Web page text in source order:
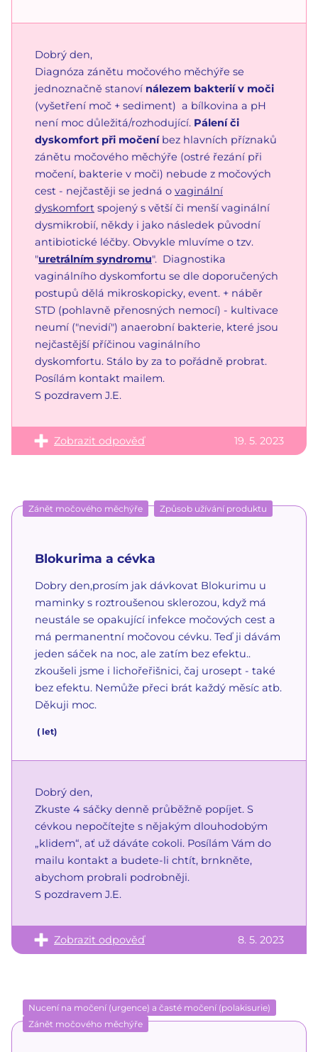
Dobrý den,
Diagnóza zánětu močového měchýře se
jednoznačně stanoví nálezem bakterií v moči
(vyšetření moč + sediment) a bílkovina a pH
není moc důležitá/rozhodující. Pálení či
dyskomfort při močeníbez hlavních příznaků
zánětu močového měchýře (ostré řezání při
močení, bakterie v moči) nebude z močových
cest - nejčastěji se jedná o vaginální
dyskomfort spojený s větší či menší vaginální
dysmikrobií, někdy i jako následek původní
antibiotické léčby. Obvykle mluvíme o tzv.
"uretrálním syndromu". Diagnostika
vaginálního dyskomfortu se dle doporučených
postupů dělá mikroskopicky, event. + náběr
STD (pohlavně přenosných nemocí) - kultivace
neumí ("nevidí") anaerobní bakterie, které jsou
nejčastější příčinou vaginálního
dyskomfortu. Stálo by za to pořádně probrat.
Posílám kontakt mailem.
S pozdravem J.E.
Zobrazit odpověď 19. 5. 2023
Zánět močového měchýře Způsob užívání produktu
Blokurima a cévka
Dobry den,prosím jak dávkovat Blokurimu u
maminky s roztroušenou sklerozou, když má
neustále se opakující infekce močových cest a
má permanentní močovou cévku. Teď ji dávám
jeden sáček na noc, ale zatím bez efektu..
zkoušeli jsme i lichořeřišnici, čaj urosept - také
bez efektu. Nemůže přeci brát každý měsíc atb.
Děkuji moc.
( let)
Dobrý den,
Zkuste 4 sáčky denně průběžně popíjet. S
cévkou nepočítejte s nějakým dlouhodobým
„klidem“, ať už dáváte cokoli. Posílám Vám do
mailu kontakt a budete-li chtít, brnkněte,
abychom probrali podrobněji.
S pozdravem J.E.
Zobrazit odpověď 8. 5. 2023
Nucení na močení (urgence) a časté močení (polakisurie)
Zánět močového měchýře